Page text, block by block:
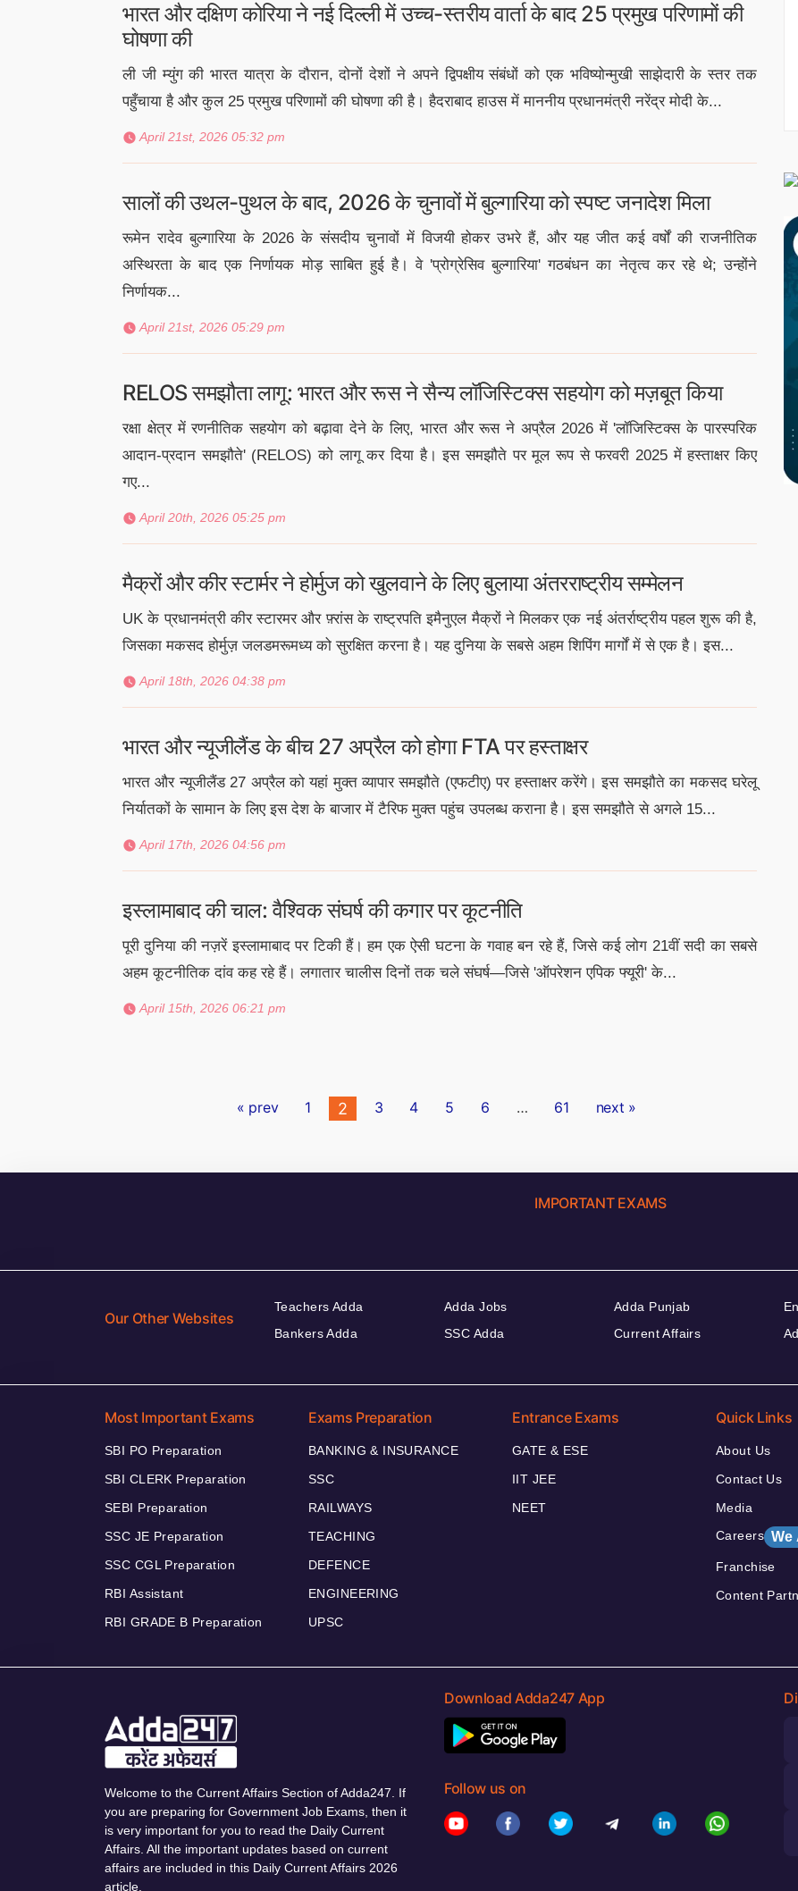
भारत और दक्षिण कोरिया ने नई दिल्ली में उच्च-स्तरीय वार्ता के बाद 25 प्रमुख परिणामों की
घोषणा की
ली जी म्युंग की भारत यात्रा के दौरान, दोनों देशों ने अपने द्विपक्षीय संबंधों को एक भविष्योन्मुखी साझेदारी के स्तर तक
पहुँचाया है और कुल 25 प्रमुख परिणामों की घोषणा की है। हैदराबाद हाउस में माननीय प्रधानमंत्री नरेंद्र मोदी के...
April 21st, 2026 05:32 pm
सालों की उथल-पुथल के बाद, 2026 के चुनावों में बुल्गारिया को स्पष्ट जनादेश मिला
रूमेन रादेव बुल्गारिया के 2026 के संसदीय चुनावों में विजयी होकर उभरे हैं, और यह जीत कई वर्षों की राजनीतिक
अस्थिरता के बाद एक निर्णायक मोड़ साबित हुई है। वे 'प्रोग्रेसिव बुल्गारिया' गठबंधन का नेतृत्व कर रहे थे; उन्होंने
निर्णायक...
April 21st, 2026 05:29 pm
RELOS समझौता लागू: भारत और रूस ने सैन्य लॉजिस्टिक्स सहयोग को मज़बूत किया
रक्षा क्षेत्र में रणनीतिक सहयोग को बढ़ावा देने के लिए, भारत और रूस ने अप्रैल 2026 में 'लॉजिस्टिक्स के पारस्परिक
आदान-प्रदान समझौते' (RELOS) को लागू कर दिया है। इस समझौते पर मूल रूप से फरवरी 2025 में हस्ताक्षर किए
गए...
April 20th, 2026 05:25 pm
मैक्रों और कीर स्टार्मर ने होर्मुज को खुलवाने के लिए बुलाया अंतरराष्ट्रीय सम्मेलन
UK के प्रधानमंत्री कीर स्टारमर और फ़्रांस के राष्ट्रपति इमैनुएल मैक्रों ने मिलकर एक नई अंतर्राष्ट्रीय पहल शुरू की है,
जिसका मकसद होर्मुज़ जलडमरूमध्य को सुरक्षित करना है। यह दुनिया के सबसे अहम शिपिंग मार्गों में से एक है। इस...
April 18th, 2026 04:38 pm
भारत और न्यूजीलैंड के बीच 27 अप्रैल को होगा FTA पर हस्ताक्षर
भारत और न्यूजीलैंड 27 अप्रैल को यहां मुक्त व्यापार समझौते (एफटीए) पर हस्ताक्षर करेंगे। इस समझौते का मकसद घरेलू
निर्यातकों के सामान के लिए इस देश के बाजार में टैरिफ मुक्त पहुंच उपलब्ध कराना है। इस समझौते से अगले 15...
April 17th, 2026 04:56 pm
इस्लामाबाद की चाल: वैश्विक संघर्ष की कगार पर कूटनीति
पूरी दुनिया की नज़रें इस्लामाबाद पर टिकी हैं। हम एक ऐसी घटना के गवाह बन रहे हैं, जिसे कई लोग 21वीं सदी का सबसे
अहम कूटनीतिक दांव कह रहे हैं। लगातार चालीस दिनों तक चले संघर्ष—जिसे 'ऑपरेशन एपिक फ्यूरी' के...
April 15th, 2026 06:21 pm
« prev 1 2 3 4 5 6 … 61 next »
IMPORTANT EXAMS
Our Other Websites
Teachers Adda
Bankers Adda
Adda Jobs
SSC Adda
Adda Punjab
Current Affairs
Most Important Exams
SBI PO Preparation
SBI CLERK Preparation
SEBI Preparation
SSC JE Preparation
SSC CGL Preparation
RBI Assistant
RBI GRADE B Preparation
Exams Preparation
BANKING & INSURANCE
SSC
RAILWAYS
TEACHING
DEFENCE
ENGINEERING
UPSC
Entrance Exams
GATE & ESE
IIT JEE
NEET
Quick Links
About Us
Contact Us
Media
Careers We
Franchise
Content
Welcome to the Current Affairs Section of Adda247. If
you are preparing for Government Job Exams, then it
is very important for you to read the Daily Current
Affairs. All the important updates based on current
affairs are included in this Daily Current Affairs 2026
article.
Download Adda247 App
Follow us on